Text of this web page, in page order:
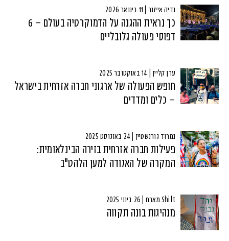
נדיה אייזנר | 11 בינואר 2026
כך נראית ההגנה על הדמוקרטיה בעולם – 6
דפוסי פעולה גלובליים
ערן קליין | 14 באוקטובר 2025
חופש הפעולה של ארגוני חברה אזרחית בישראל
– כלים ומדדים
נמרוד גורנשטיין | 24 באוגוסט 2025
פעילות חברה אזרחית בזירה הבינלאומית:
המקרה של האגודה למען הלהט"ב
Shift מארח | 26 ביוני 2025
מנהיגות בונה תקווה